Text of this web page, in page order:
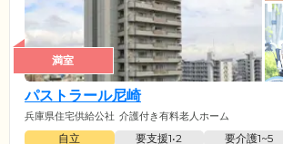
満室
パストラール尼崎
兵庫県住宅供給公社 介護付き有料老人ホーム
自立 要支援1•2 要介護1~5